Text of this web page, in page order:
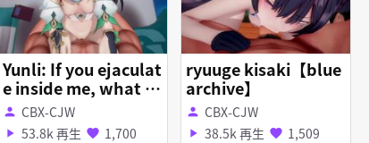
Yunli: If you ejaculat
e inside me, what w
ill happen if I get a
baby?
person CBX-CJW
play_arrow 53.8k 再生 favorite 1,700
ryuuge kisaki【blue
archive】
person CBX-CJW
play_arrow 38.5k 再生 favorite 1,509